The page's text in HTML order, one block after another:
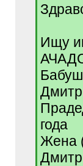
[
q
Ищу
года
Жена